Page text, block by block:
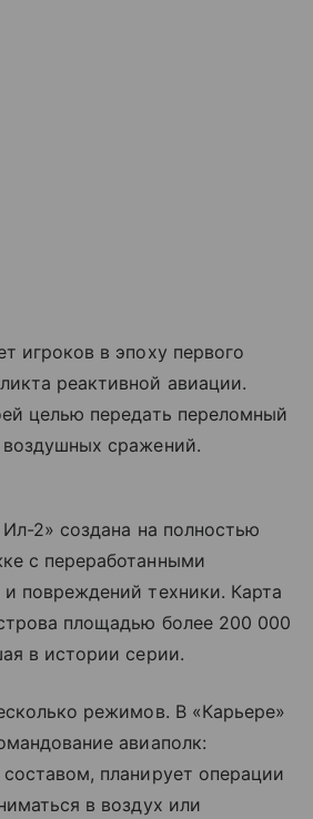
игроков в эпоху первого
реактивной авиации.
целью передать переломный
сражений.
2» создана на полностью
с переработанными
повреждений техники. Карта
площадью более 200 000
в истории серии.
режимов. В «Карьере»
авиаполк:
планирует операции
в воздух или